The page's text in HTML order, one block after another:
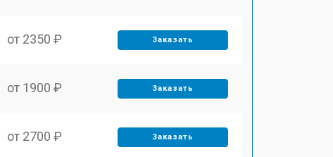
от 2350 ₽ Заказать
от 1900 ₽ Заказать
от 2700 ₽ Заказать